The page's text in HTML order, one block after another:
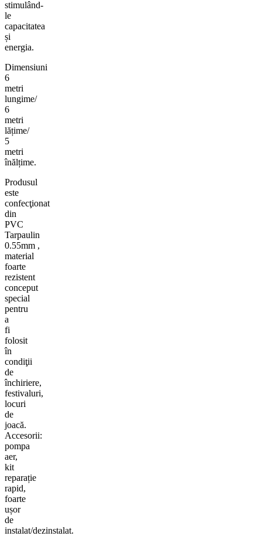
stimulând-
le
capacitatea
și
energia.
Dimensiuni
6
metri
lungime/
6
metri
lățime/
5
metri
înălțime.
Produsul
este
confecţionat
din
PVC
Tarpaulin
0.55mm ,
material
foarte
rezistent
conceput
special
pentru
a
fi
folosit
în
condiţii
de
închiriere,
festivaluri,
locuri
de
joacă.
Accesorii:
pompa
aer,
kit
reparație
rapid,
foarte
ușor
de
instalat/dezinstalat.